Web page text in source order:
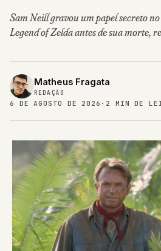
Sam Neill gravou um papel secreto
Legend of Zelda antes de sua morte,
Matheus Fragata
REDAÇÃO
6 DE AGOSTO DE 2026 · 2 MIN DE